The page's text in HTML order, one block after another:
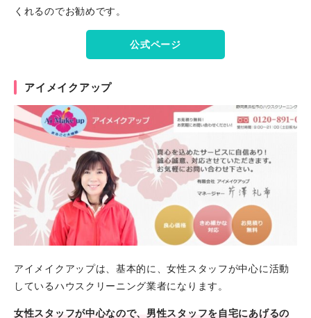
くれるのでお勧めです。
公式ページ
アイメイクアップ
アイメイクアップは、基本的に、女性スタッフが中心に活動
しているハウスクリーニング業者になります。
女性スタッフが中心なので、男性スタッフを自宅にあげるの